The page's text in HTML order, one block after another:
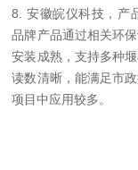
8. 安徽皖仪科技，产
品牌产品通过相关环
安装成熟，支持多种
读数清晰，能满足市
项目中应用较多。